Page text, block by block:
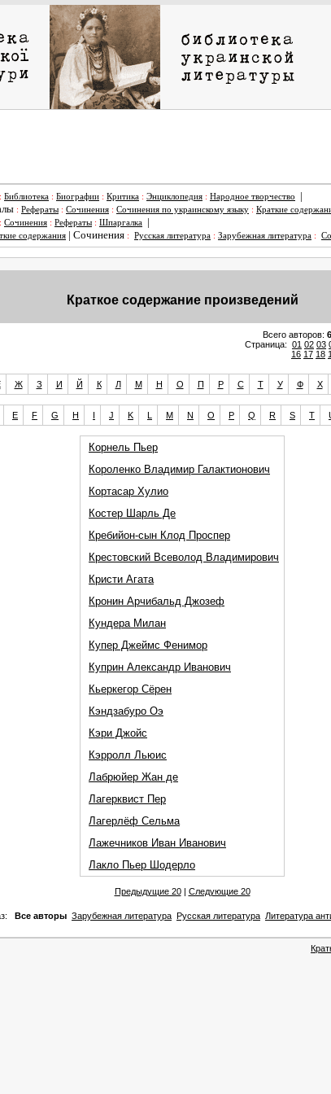
: Библиотека : Биографии : Критика : Энциклопедия : Народное творчество
|
: Рефераты : Сочинения : Сочинения по украинскому языку : Краткие
: Сочинения : Рефераты : Шпаргалка
|
содержания | Сочинения : Русская литература : Зарубежная литература :
Краткое содержание произведений
Всего авторов:
Страница: 01 02 03
16 17 18
Ж З И Й К Л М Н О П Р С Т У Ф Х
E F G H I J K L M N O P Q R S T
Корнель Пьер
Короленко Владимир Галактионович
Кортасар Хулио
Костер Шарль Де
Кребийон-сын Клод Проспер
Крестовский Всеволод Владимирович
Кристи Агата
Кронин Арчибальд Джозеф
Кундера Милан
Купер Джеймс Фенимор
Куприн Александр Иванович
Кьеркегор Сёрен
Кэндзабуро Оэ
Кэри Джойс
Кэрролл Льюис
Лабрюйер Жан де
Лагерквист Пер
Лагерлёф Сельма
Лажечников Иван Иванович
Лакло Пьер Шодерло
Предыдущие 20| Следующие 20
Все авторы Зарубежная литература Русская литература Литература